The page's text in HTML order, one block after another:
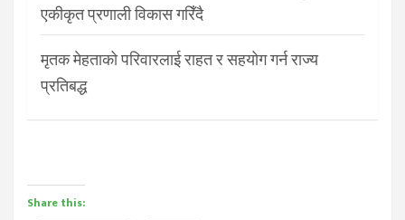
एकीकृत प्रणाली विकास गरिँदै
मृतक मेहताको परिवारलाई राहत र सहयोग गर्न राज्य
प्रतिबद्ध
Share this: